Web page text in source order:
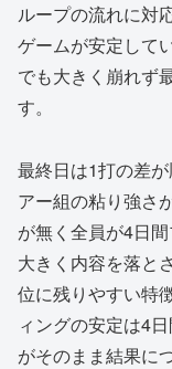
ループの流れに対
ゲームが安定して
でも大きく崩れず
す。
最終日は1打の差
アー組の粘り強さ
が無く全員が4日
大きく内容を落と
位に残りやすい特
ィングの安定は4
がそのまま結果に